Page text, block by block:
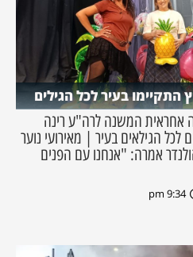
התקיימו בעיר לכל הגילים
אחראית המשנה לרה"ע רינה
לכל הגילאים בעיר | מאירועי נוער
אמרה: "אנחנו עם הפנים
9:34 pm